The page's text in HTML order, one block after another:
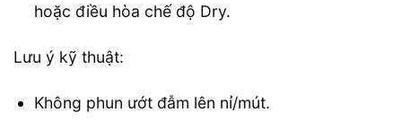
hoặc điều hòa chế độ Dry.
Lưu ý kỹ thuật:
Không phun ướt đẫm lên nỉ/mút.